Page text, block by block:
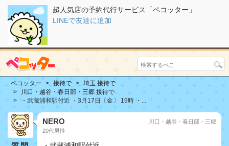
超人気店の予約代行サービス「ペコッター」
LINEで友達に追加
ペコッター 接待で
埼玉 接待で
川口・越谷・春日部・三郷 接待で
・武蔵浦和駅付近 ・3月17日〔金〕 19時 ・...
NERO
20代男性
川口・越谷・春日部・三郷